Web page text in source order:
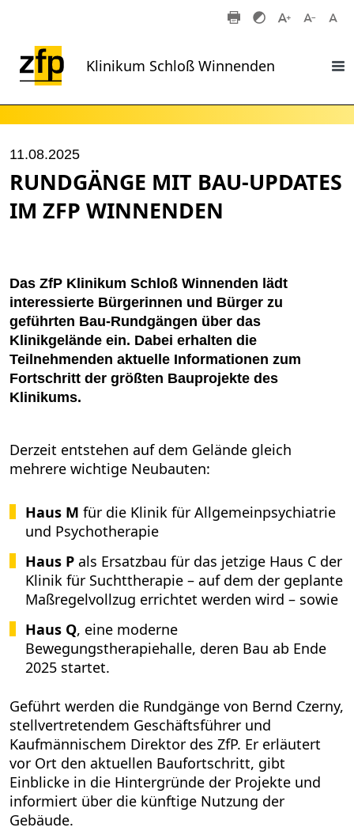
Klinikum Schloß Winnenden
11.08.2025
RUNDGÄNGE MIT BAU-UPDATES
IM ZFP WINNENDEN
Das ZfP Klinikum Schloß Winnenden lädt
interessierte Bürgerinnen und Bürger zu
geführten Bau-Rundgängen über das
Klinikgelände ein. Dabei erhalten die
Teilnehmenden aktuelle Informationen zum
Fortschritt der größten Bauprojekte des
Klinikums.
Derzeit entstehen auf dem Gelände gleich
mehrere wichtige Neubauten:
Haus M für die Klinik für Allgemeinpsychiatrie
und Psychotherapie
Haus P als Ersatzbau für das jetzige Haus C der
Klinik für Suchttherapie – auf dem der geplante
Maßregelvollzug errichtet werden wird – sowie
Haus Q, eine moderne
Bewegungstherapiehalle, deren Bau ab Ende
2025 startet.
Geführt werden die Rundgänge von Bernd Czerny,
stellvertretendem Geschäftsführer und
Kaufmännischem Direktor des ZfP. Er erläutert
vor Ort den aktuellen Baufortschritt, gibt
Einblicke in die Hintergründe der Projekte und
informiert über die künftige Nutzung der
Gebäude.